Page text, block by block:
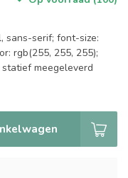
sans-serif; font-size:
rgb(255, 255, 255);
meegeleverd